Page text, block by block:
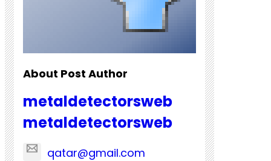
About Post Author
metaldetectorsweb
metaldetectorsweb
qatar@gmail.com